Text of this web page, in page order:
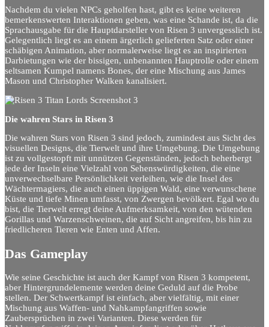
Nachdem du vielen NPCs geholfen hast, gibt es keine weiteren
bemerkenswerten Interaktionen geben, was eine Schande ist, da die
Sprachausgabe für die Hauptdarsteller von Risen 3 unvergesslich ist.
Gelegentlich liegt es an einem ärgerlich gelieferten Satz oder einer
schäbigen Animation, aber normalerweise liegt es an inspirierten
Darbietungen wie der bissigen, unbenannten Hauptrolle oder einem
seltsamen Kumpel namens Bones, der eine Mischung aus James
Mason und Christopher Walken kanalisiert.
Die wahren Stars in Risen 3
Die wahren Stars von Risen 3 sind jedoch, zumindest aus Sicht des
visuellen Designs, die Tierwelt und ihre Umgebung. Die Umgebung
ist zu vollgestopft mit unnützen Gegenständen, jedoch beherbergt
jede der Inseln eine Vielzahl von Sehenswürdigkeiten, die eine
unverwechselbare Persönlichkeit verleihen, wie die Insel des
Wächtermagiers, die auch einen üppigen Wald, eine verwunschene
Küste und tiefe Minen umfasst, von Zwergen bevölkert. Egal wo du
bist, die Tierwelt erregt deine Aufmerksamkeit, von den wütenden
Gorillas und Warzenschweinen, die auf Sicht angreifen, bis hin zu
friedlicheren Tieren wie Enten und Affen.
Das Gameplay
Wie seine Geschichte ist auch der Kampf von Risen 3 kompetent,
aber Hintergrundelemente werden deine Geduld auf die Probe
stellen. Der Schwertkampf ist einfach, aber vielfältig, mit einer
Mischung aus Waffen- und Nahkampfangriffen sowie
Zaubersprüchen in zwei Varianten. Diese werden für